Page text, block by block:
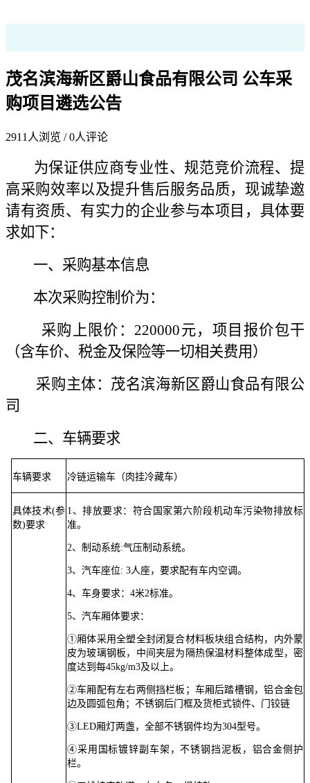
茂名滨海新区爵山食品有限公司 公车采
购项目遴选公告
2911 人浏览 /0人评论
为保证供应商专业性、规范竞价流程、提
高采购效率以及提升售后服务品质，现诚挚邀
请有资质、有实力的企业参与本项目，具体要
求如下：
一、采购基本信息
本次采购控制价为：
采购上限价：220000元，项目报价包干
（含车价、税金及保险等一切相关费用）
采购主体：茂名滨海新区爵山食品有限公
司
二、车辆要求
车辆要求 冷链运输车（肉挂冷藏车）
具体技术(参
数)要求
1、排放要求：符合国家第六阶段机动车污染物排放标
准。
2、制动系统:气压制动系统。
3、汽车座位: 3人座，要求配有车内空调。
4、车身要求：4米2标准。
5、汽车厢体要求：
①厢体采用全塑全封闭复合材料板块组合结构，内外蒙
皮为玻璃钢板，中间夹层为隔热保温材料整体成型，密
度达到每45kg/m3及以上。
②车厢配有左右两侧挡栏板；车厢后踏槽钢，铝合金包
边及圆弧包角；不锈钢后门框及货柜式锁件、门铰链
③LED厢灯两盏，全部不锈钢件均为304型号。
④采用国标镀锌副车架，不锈钢挡泥板，铝合金侧护
栏。